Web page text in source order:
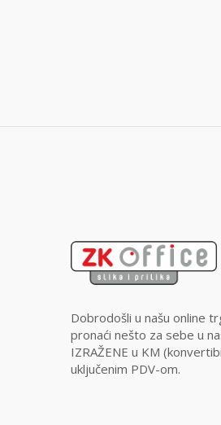
Dobrodošli u našu online
pronaći nešto za sebe u
IZRAŽENE u KM
uključenim PDV-om.